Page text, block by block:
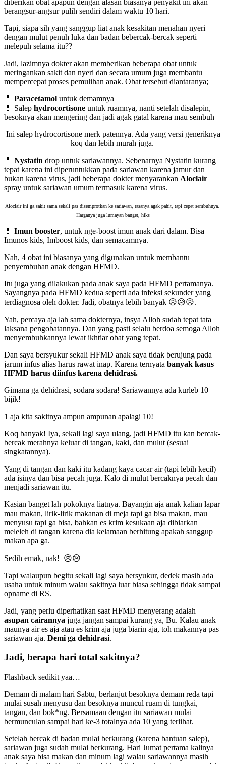
berangsur-angsur pulih sendiri dalam waktu 10 hari.
Tapi, siapa sih yang sanggup liat anak kesakitan menahan nyeri
dengan mulut penuh luka dan badan bebercak-bercak seperti
melepuh selama itu??
Jadi, lazimnya dokter akan memberikan beberapa obat untuk
meringankan sakit dan nyeri dan secara umum juga membantu
mempercepat proses pemulihan anak. Obat tersebut diantaranya;
💊 Paracetamol untuk demamnya
💊 Salep hydrocortisone untuk ruamnya, nanti setelah disalepin,
besoknya akan mengering dan jadi agak gatal karena mau sembuh
Ini salep hydrocortisone merk patennya. Ada yang versi generiknya
koq dan lebih murah juga.
💊 Nystatin drop untuk sariawannya. Sebenarnya Nystatin kurang
tepat karena ini diperuntukkan pada sariawan karena jamur dan
bukan karena virus, jadi beberapa dokter menyarankan Aloclair
spray untuk sariawan umum termasuk karena virus.
Aloclair ini ga sakit sama sekali pas disemprotkan ke sariawan, rasanya agak pahit, tapi cepet sembuhnya.
Harganya juga lumayan banget, hiks
💊 Imun booster, untuk nge-boost imun anak dari dalam. Bisa
Imunos kids, Imboost kids, dan semacamnya.
Nah, 4 obat ini biasanya yang digunakan untuk membantu
penyembuhan anak dengan HFMD.
Itu juga yang dilakukan pada anak saya pada HFMD pertamanya.
Sayangnya pada HFMD kedua seperti ada infeksi sekunder yang
terdiagnosa oleh dokter. Jadi, obatnya lebih banyak 😥😥😥.
Yah, percaya aja lah sama dokternya, insya Alloh sudah tepat tata
laksana pengobatannya. Dan yang pasti selalu berdoa semoga Alloh
menyembuhkannya lewat ikhtiar obat yang tepat.
Dan saya bersyukur sekali HFMD anak saya tidak berujung pada
jarum infus alias harus rawat inap. Karena ternyata banyak kasus
HFMD harus diinfus karena dehidrasi.
Gimana ga dehidrasi, sodara sodara! Sariawannya ada kurleb 10
bijik!
1 aja kita sakitnya ampun ampunan apalagi 10!
Koq banyak! Iya, sekali lagi saya ulang, jadi HFMD itu kan bercak-
bercak merahnya keluar di tangan, kaki, dan mulut (sesuai
singkatannya).
Yang di tangan dan kaki itu kadang kaya cacar air (tapi lebih kecil)
ada isinya dan bisa pecah juga. Kalo di mulut bercaknya pecah dan
menjadi sariawan itu.
Kasian banget lah pokoknya liatnya. Bayangin aja anak kalian lapar
mau makan, lirik-lirik makanan di meja tapi ga bisa makan, mau
menyusu tapi ga bisa, bahkan es krim kesukaan aja dibiarkan
meleleh di tangan karena dia kelamaan berhitung apakah sanggup
makan apa ga.
Sedih emak, nak! 😢😢
Tapi walaupun begitu sekali lagi saya bersyukur, dedek masih ada
usaha untuk minum walau sakitnya luar biasa sehingga tidak sampai
opname di RS.
Jadi, yang perlu diperhatikan saat HFMD menyerang adalah
asupan cairannya juga jangan sampai kurang ya, Bu. Kalau anak
maunya air es aja atau es krim aja juga biarin aja, toh makannya pas
sariawan aja. Demi ga dehidrasi.
Jadi, berapa hari total sakitnya?
Flashback sedikit yaa…
Demam di malam hari Sabtu, berlanjut besoknya demam reda tapi
mulai susah menyusu dan besoknya muncul ruam di tungkai,
tangan, dan bok*ng. Bersamaan dengan itu sariawan mulai
bermunculan sampai hari ke-3 totalnya ada 10 yang terlihat.
Setelah bercak di badan mulai berkurang (karena bantuan salep),
sariawan juga sudah mulai berkurang. Hari Jumat pertama kalinya
anak saya bisa makan dan minum lagi walau sariawannya masih